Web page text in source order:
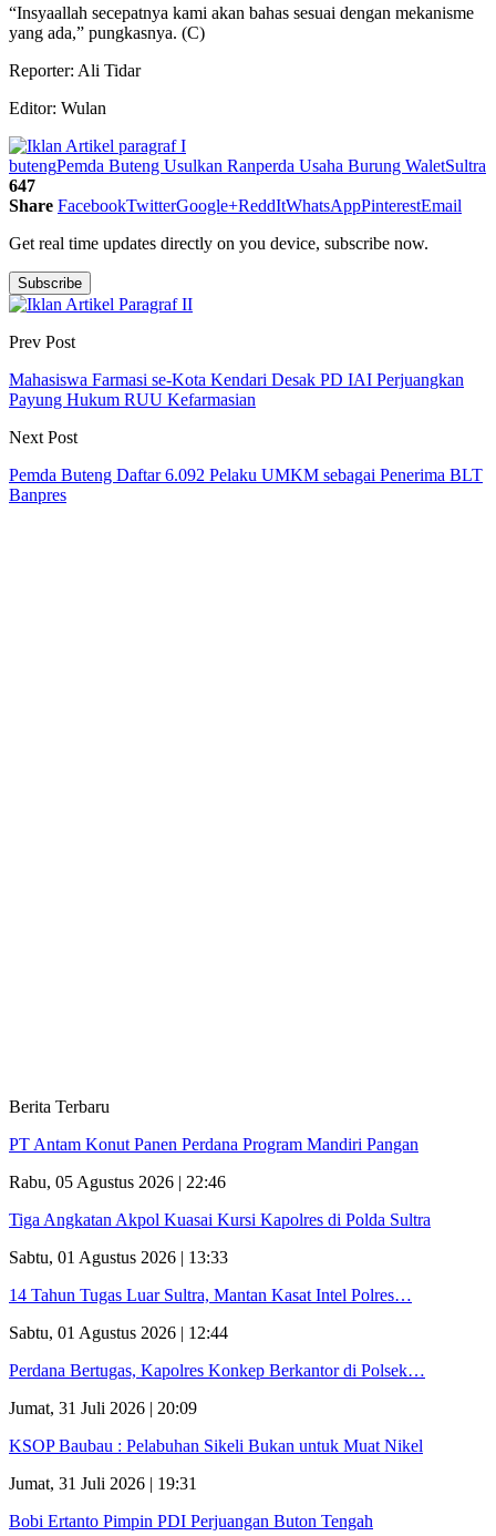
“Insyaallah secepatnya kami akan bahas sesuai dengan mekanisme
yang ada,” pungkasnya. (C)
Reporter: Ali Tidar
Editor: Wulan
butengPemda Buteng Usulkan Ranperda Usaha Burung WaletSultra
647
Share FacebookTwitterGoogle+ReddItWhatsAppPinterestEmail
Get real time updates directly on you device, subscribe now.
Subscribe
Prev Post
Mahasiswa Farmasi se-Kota Kendari Desak PD IAI Perjuangkan
Payung Hukum RUU Kefarmasian
Next Post
Pemda Buteng Daftar 6.092 Pelaku UMKM sebagai Penerima BLT
Banpres
Berita Terbaru
PT Antam Konut Panen Perdana Program Mandiri Pangan
Rabu, 05 Agustus 2026 | 22:46
Tiga Angkatan Akpol Kuasai Kursi Kapolres di Polda Sultra
Sabtu, 01 Agustus 2026 | 13:33
14 Tahun Tugas Luar Sultra, Mantan Kasat Intel Polres…
Sabtu, 01 Agustus 2026 | 12:44
Perdana Bertugas, Kapolres Konkep Berkantor di Polsek…
Jumat, 31 Juli 2026 | 20:09
KSOP Baubau : Pelabuhan Sikeli Bukan untuk Muat Nikel
Jumat, 31 Juli 2026 | 19:31
Bobi Ertanto Pimpin PDI Perjuangan Buton Tengah